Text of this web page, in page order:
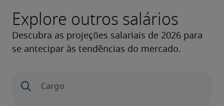
Explore outros salários